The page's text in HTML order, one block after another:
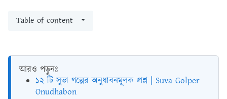
Table of content
আরও পড়ুনঃ
১২ টি সুভা গল্পের অনুধাবনমূলক প্রশ্ন | Suva Golper
Onudhabon